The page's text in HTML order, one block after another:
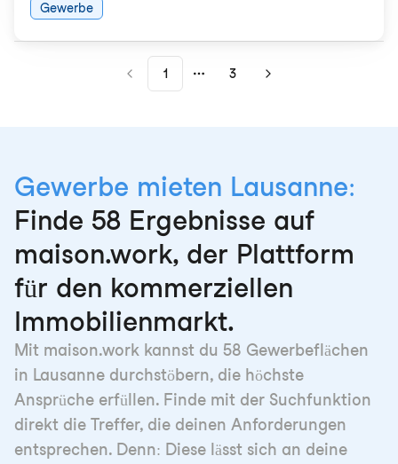
Gewerbe
1
More pages
3
Gewerbe mieten Lausanne:
Finde 58 Ergebnisse auf
maison.work, der Plattform
für den kommerziellen
Immobilienmarkt.
Mit maison.work kannst du 58 Gewerbeflächen
in Lausanne durchstöbern, die höchste
Ansprüche erfüllen. Finde mit der Suchfunktion
direkt die Treffer, die deinen Anforderungen
entsprechen. Denn: Diese lässt sich an deine